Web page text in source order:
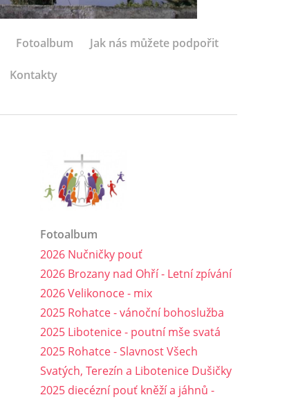
Fotoalbum Jak nás můžete podpořit
Kontakty
Fotoalbum
2026 Nučničky pouť
2026 Brozany nad Ohří - Letní zpívání
2026 Velikonoce - mix
2025 Rohatce - vánoční bohoslužba
2025 Libotenice - poutní mše svatá
2025 Rohatce - Slavnost Všech
Svatých, Terezín a Libotenice Dušičky
2025 diecézní pouť kněží a jáhnů -